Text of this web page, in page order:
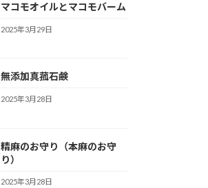
マコモオイルとマコモバーム
2025年3月29日
無添加真菰石鹸
2025年3月28日
精麻のお守り（本麻のお守
り）
2025年3月28日